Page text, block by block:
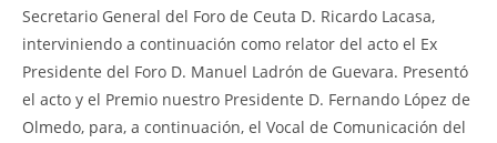
Secretario General del Foro de Ceuta D. Ricardo Lacasa,
interviniendo a continuación como relator del acto el Ex
Presidente del Foro D. Manuel Ladrón de Guevara. Presentó
el acto y el Premio nuestro Presidente D. Fernando López de
Olmedo, para, a continuación, el Vocal de Comunicación del